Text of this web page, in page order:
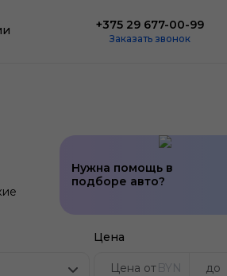
+375 29 677-00-99
Заказать звонок
Нужна помощь в
подборе авто?
Цена
BYN